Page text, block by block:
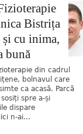
Bistrița
și cu inima,
bună
din cadrul
bolnavul care
ca acasă. Parcă
spre a-și
dispare
n-ai...